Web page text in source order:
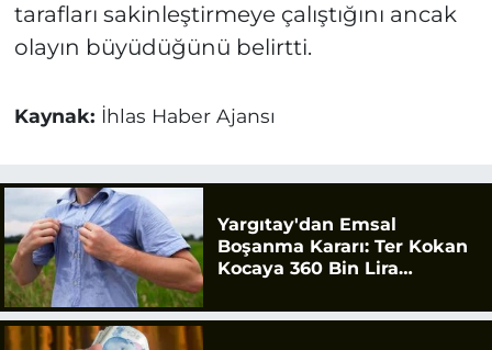
tarafları sakinleştirmeye çalıştığını ancak
olayın büyüdüğünü belirtti.
Kaynak: İhlas Haber Ajansı
Yargıtay'dan Emsal
Boşanma Kararı: Ter Kokan
Kocaya 360 Bin Lira